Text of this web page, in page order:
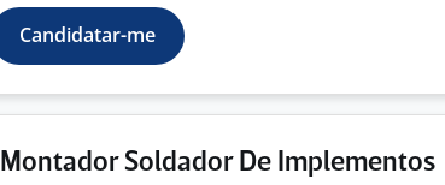
Candidatar-me
Montador Soldador De Implementos